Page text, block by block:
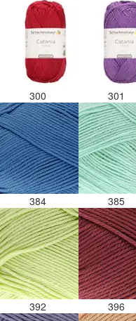
300 301
384 385
392 396